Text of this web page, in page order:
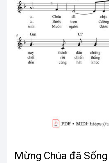
Mừng Chúa đã